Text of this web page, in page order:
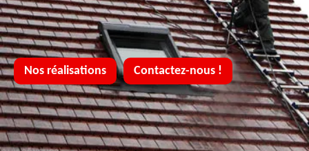
Nos réalisations Contactez-nous !